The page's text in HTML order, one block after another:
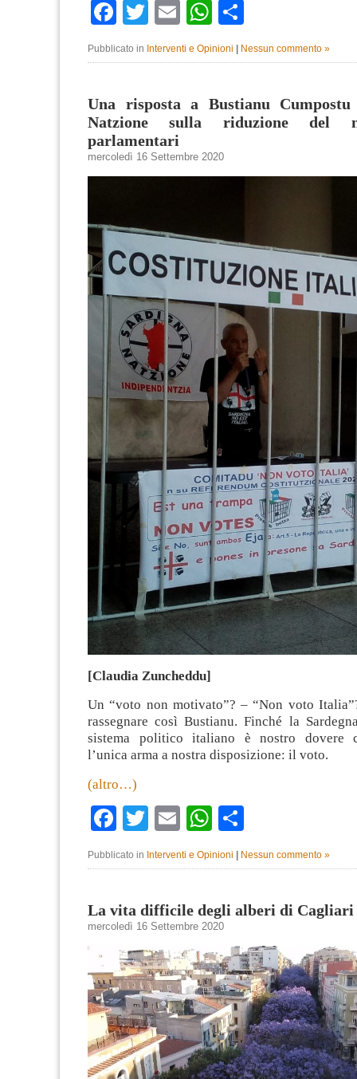
Facebook
TwitterEmailWhatsApp
Pubblicato in Interventi e Opinioni | Nessun commento »
Una risposta a Bustianu
Natzione sulla riduzione del
parlamentari
mercoledì 16 Settembre 2020
[Claudia Zuncheddu]
Un “voto non motivato”? – “Non voto
rassegnare così Bustianu. Finché la
sistema politico italiano è nostro dovere
l’unica arma a nostra disposizione: il voto.
(altro…)
Facebook
TwitterEmailWhatsApp
Pubblicato in Interventi e Opinioni | Nessun commento »
La vita difficile degli alberi di Cagliari
mercoledì 16 Settembre 2020